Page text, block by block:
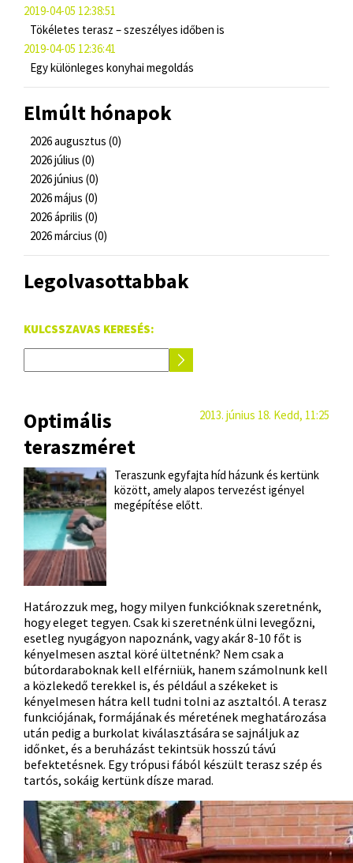
2019-04-05 12:38:51
Tökéletes terasz – szeszélyes időben is
2019-04-05 12:36:41
Egy különleges konyhai megoldás
Elmúlt hónapok
2026 augusztus (0)
2026 július (0)
2026 június (0)
2026 május (0)
2026 április (0)
2026 március (0)
Legolvasottabbak
KULCSSZAVAS KERESÉS:
Optimális
teraszméret
2013. június 18. Kedd, 11:25
Teraszunk egyfajta híd házunk és kertünk
között, amely alapos tervezést igényel
megépítése előtt.
Határozzuk meg, hogy milyen funkcióknak szeretnénk,
hogy eleget tegyen. Csak ki szeretnénk ülni levegőzni,
esetleg nyugágyon napoznánk, vagy akár 8-10 főt is
kényelmesen asztal köré ültetnénk? Nem csak a
bútordaraboknak kell elférniük, hanem számolnunk kell
a közlekedő terekkel is, és például a székeket is
kényelmesen hátra kell tudni tolni az asztaltól. A terasz
funkciójának, formájának és méretének meghatározása
után pedig a burkolat kiválasztására se sajnáljuk az
időnket, és a beruházást tekintsük hosszú távú
befektetésnek. Egy trópusi fából készült terasz szép és
tartós, sokáig kertünk dísze marad.